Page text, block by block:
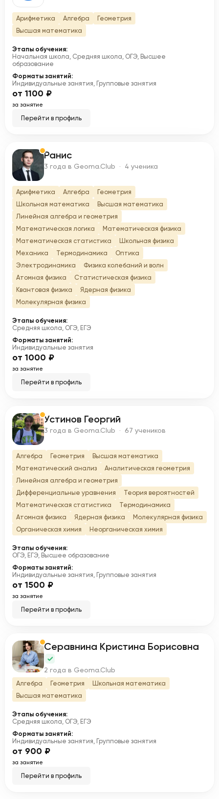
Арифметика Алгебра
Геометрия
Высшая математика
Этапы обучения:
Начальная школа, Средняя школа, ОГЭ, Высшее
образование
Форматы занятий:
Индивидуальные занятия, Групповые занятия
от 1100 ₽
за занятие
Перейти в профиль
Р Ранис
3 года в Geoma.Club · 4 ученика
Арифметика Алгебра
Геометрия
Школьная математика
Высшая математика
Линейная алгебра и геометрия
Математическая логика
Математическая физика
Математическая статистика
Школьная физика
Механика
Термодинамика
Оптика
Электродинамика
Физика колебаний и волн
Атомная физика
Статистическая физика
Квантовая физика
Ядерная физика
Молекулярная физика
Этапы обучения:
Средняя школа, ОГЭ, ЕГЭ
Форматы занятий:
Индивидуальные занятия
от 1000 ₽
за занятие
Перейти в профиль
У Устинов Георгий
3 года в Geoma.Club · 67 учеников
Алгебра Геометрия
Высшая математика
Математический анализ
Аналитическая геометрия
Линейная алгебра и геометрия
Дифференциальные уравнения
Теория вероятностей
Математическая статистика
Термодинамика
Атомная физика
Ядерная физика
Молекулярная физика
Органическая химия
Неорганическая химия
Этапы обучения:
ОГЭ, ЕГЭ, Высшее образование
Форматы занятий:
Индивидуальные занятия, Групповые занятия
от 1500 ₽
за занятие
Перейти в профиль
С Серавнина Кристина Борисовна
2 года в Geoma.Club
Алгебра Геометрия
Школьная математика
Высшая математика
Этапы обучения:
Средняя школа, ОГЭ, ЕГЭ
Форматы занятий:
Индивидуальные занятия, Групповые занятия
от 900 ₽
за занятие
Перейти в профиль